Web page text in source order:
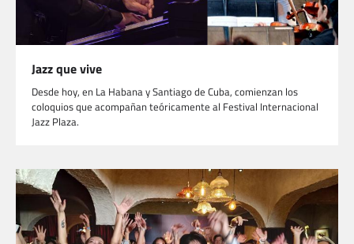
Jazz que vive
Desde hoy, en La Habana y Santiago de Cuba, comienzan los
coloquios que acompañan teóricamente al Festival Internacional
Jazz Plaza.